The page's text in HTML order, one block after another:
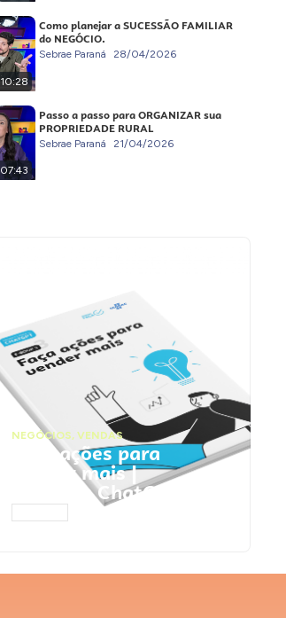
10:28
Como planejar a SUCESSÃO FAMILIAR
do NEGÓCIO.
Sebrae Paraná 28/04/2026
07:43
Passo a passo para ORGANIZAR sua
PROPRIEDADE RURAL
Sebrae Paraná 21/04/2026
NEGÓCIOS, VENDAS
Faça ações para
vender mais |
Prompts ChatGPT